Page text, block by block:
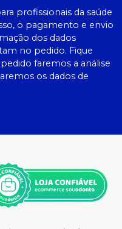
profissionais da saúde
o pagamento e envio
dos dados
no pedido. Fique
faremos a análise
os dados de